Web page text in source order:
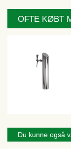
OFTE KØBT
Du kunne også